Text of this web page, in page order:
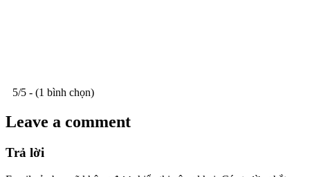
5/5 - (1 bình chọn)
Leave a comment
Trả lời